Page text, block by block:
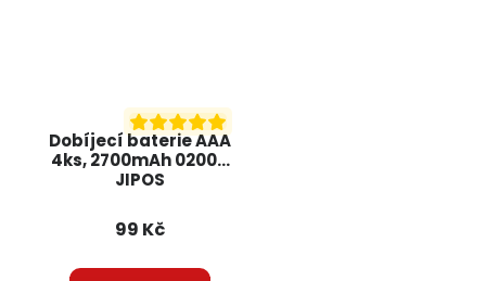
Dobíjecí baterie AAA
4ks, 2700mAh 02005
JIPOS
99 Kč